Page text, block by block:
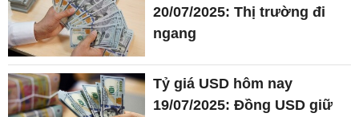
20/07/2025: Thị trường đi
ngang
Tỷ giá USD hôm nay
19/07/2025: Đồng USD giữ